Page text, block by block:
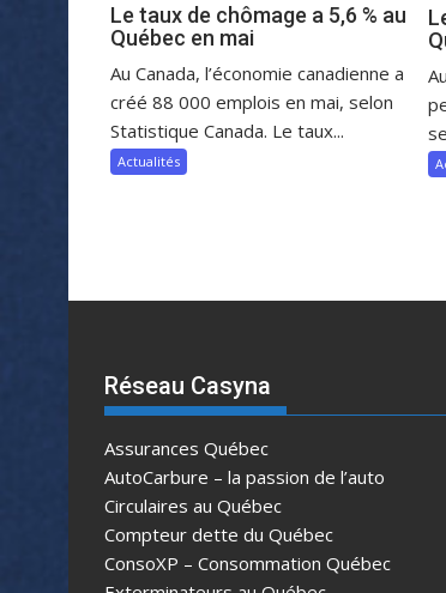
Le taux de chômage a 5,6 % au
Québec en mai
Au Canada, l’économie canadienne a
créé 88 000 emplois en mai, selon
Statistique Canada. Le taux...
Actualités
Réseau Casyna
Assurances Québec
AutoCarbure – la passion de l’auto
Circulaires au Québec
Compteur dette du Québec
ConsoXP – Consommation Québec